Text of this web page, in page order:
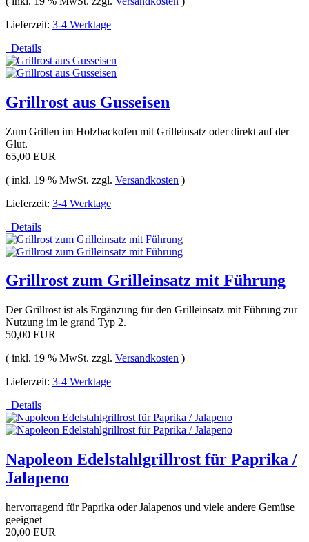
Lieferzeit: 3-4 Werktage
Details
Grillrost aus Gusseisen
Zum Grillen im Holzbackofen mit Grilleinsatz oder direkt auf der
Glut.
65,00 EUR
( inkl. 19 % MwSt. zzgl. Versandkosten )
Lieferzeit: 3-4 Werktage
Details
Grillrost zum Grilleinsatz mit Führung
Der Grillrost ist als Ergänzung für den Grilleinsatz mit Führung zur
Nutzung im le grand Typ 2.
50,00 EUR
( inkl. 19 % MwSt. zzgl. Versandkosten )
Lieferzeit: 3-4 Werktage
Details
Napoleon Edelstahlgrillrost für Paprika /
Jalapeno
hervorragend für Paprika oder Jalapenos und viele andere Gemüse
geeignet
20,00 EUR